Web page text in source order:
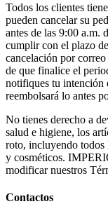
Todos los clientes
pueden cancelar su
antes de las 9:00 a.m.
cumplir con el plazo
cancelación por
de que finalice el
notifiques tu intención
reembolsará lo antes
No tienes derecho a
salud e higiene, los
roto, incluyendo todos
y cosméticos.
modificar nuestros
Contactos